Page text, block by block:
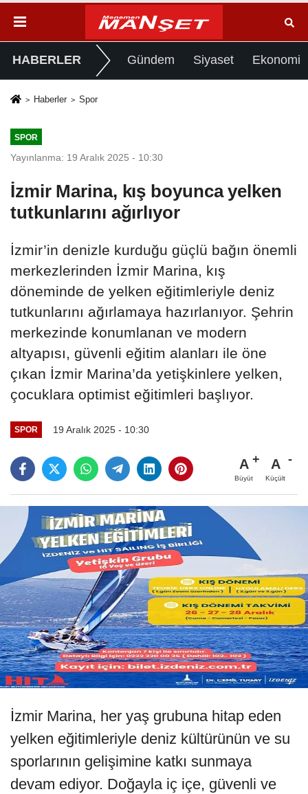
HABERLER Gündem Siyaset Ekonomi
Haberler Spor
SPOR
Yayınlanma: 19 Aralık 2025 - 10:30
İzmir Marina, kış boyunca yelken
tutkunlarını ağırlıyor
İzmir’in denizle kurduğu güçlü bağın önemli
merkezlerinden İzmir Marina, kış
döneminde de yelken eğitimleriyle deniz
tutkunlarını ağırlamaya hazırlanıyor. Şehrin
merkezinde konumlanan ve modern
altyapısı, güvenli eğitim alanları ile öne
çıkan İzmir Marina’da yetişkinlere yelken,
çocuklara optimist eğitimleri başlıyor.
SPOR 19 Aralık 2025 - 10:30
A
Büyüt
A
Küçült
İzmir Marina, her yaş grubuna hitap eden
yelken eğitimleriyle deniz kültürünün ve su
sporlarının gelişimine katkı sunmaya
devam ediyor. Doğayla iç içe, güvenli ve